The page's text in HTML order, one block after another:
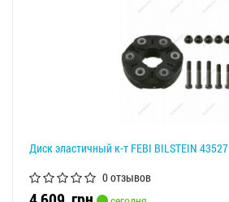
Диск эластичный к-т FEBI BILSTEIN 43527
0 отзывов